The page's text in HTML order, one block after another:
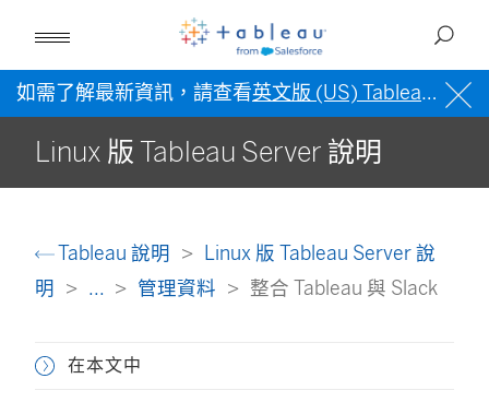
如需了解最新資訊，請查看英文版 (US) Tableau 說明
Linux 版 Tableau Server 說明
Tableau 說明
Linux 版 Tableau Server 說
明
... 管理資料 整合 Tableau 與 Slack
在本文中